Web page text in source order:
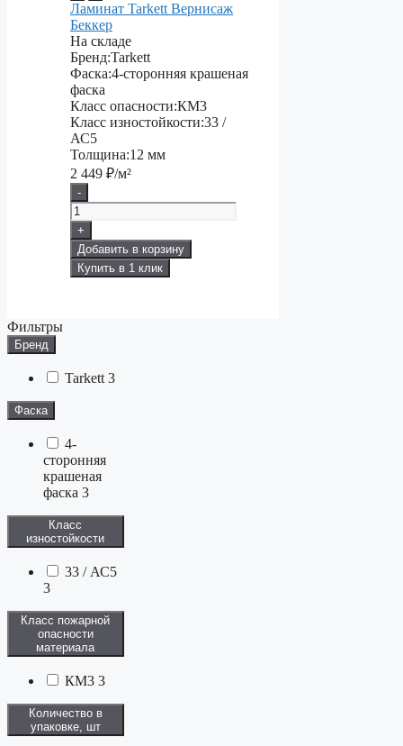
Ламинат Tarkett Вернисаж
Беккер
На складе
Бренд:Tarkett
Фаска:4-сторонняя крашеная
фаска
Класс опасности:КМ3
Класс изностойкости:33 /
АС5
Толщина:12 мм
2 449 ₽/м²
-
+
Добавить в корзину
Купить в 1 клик
Фильтры
Бренд
Tarkett 3
Фаска
4-
сторонняя
крашеная
фаска 3
Класс
изностойкости
33 / АС5
3
Класс пожарной
опасности
материала
КМ3 3
Количество в
упаковке, шт